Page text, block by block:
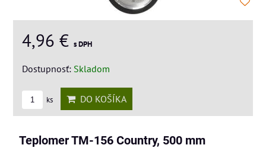
4,96 € s DPH
Dostupnosť: Skladom
ks DO KOŠÍKA
Teplomer TM-156 Country, 500 mm